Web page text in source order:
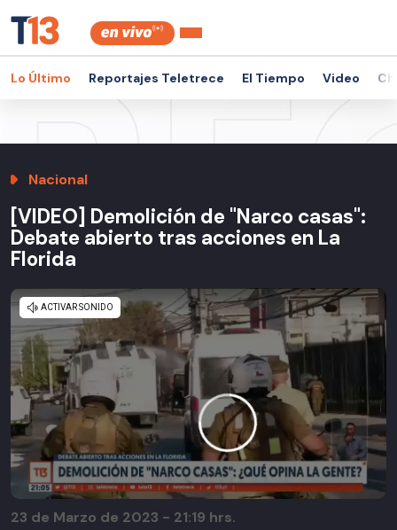
Lo Último Reportajes Teletrece El Tiempo Video
Nacional
[VIDEO] Demolición de "Narco casas":
Debate abierto tras acciones en La
Florida
23 de Marzo de 2023 - 21:19 hrs.